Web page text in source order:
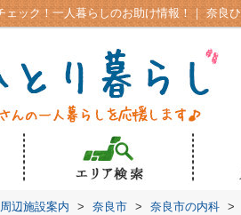
周辺施設案内 > 奈良市 > 奈良市の内科 >